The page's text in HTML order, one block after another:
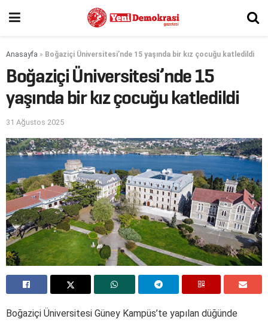
Anasayfa » Boğaziçi Üniversitesi’nde 15 yaşında bir kız çocuğu katledildi
Boğaziçi Üniversitesi’nde 15
yaşında bir kız çocuğu katledildi
31 Ağustos 2025
Boğaziçi Üniversitesi Güney Kampüs’te yapılan düğünde